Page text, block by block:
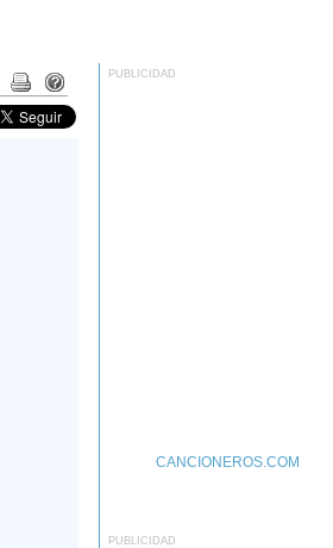
PUBLICIDAD
CANCIONEROS.COM
PUBLICIDAD